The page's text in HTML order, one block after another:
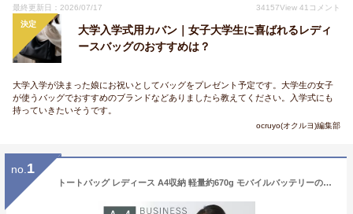
最終更新日：2026/07/17 34157View 41 コメント
決定
大学入学式用カバン｜女子大学生に喜ばれるレディ
ースバッグのおすすめは？
大学入学が決まった娘にお祝いとしてバッグをプレゼント予定です。大学生の女子
が使うバッグでおすすめのブランドなどありましたら教えてください。入学式にも
持っていきたいそうです。
ocruyo(オクルヨ)編集部
no. 1
トートバッグ レディース A4収納 軽量約670g モバイルバッテリーのコードホール付き lilyウィズ リクルート 就活 自立 通学 鞄 通勤 入学 祝い スマホ 充電 大学 入学式 卒業式 ビジネスバッグ ブラック キャメル ブラウン くすみ ブルー ウノフク UNOFUKU 22-5329